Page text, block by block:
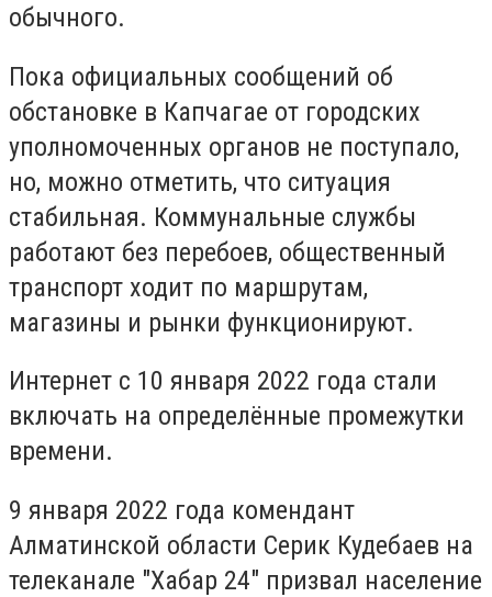
обычного.
Пока официальных сообщений об
обстановке в Капчагае от городских
уполномоченных органов не поступало,
но, можно отметить, что ситуация
стабильная. Коммунальные службы
работают без перебоев, общественный
транспорт ходит по маршрутам,
магазины и рынки функционируют.
Интернет с 10 января 2022 года стали
включать на определённые промежутки
времени.
9 января 2022 года комендант
Алматинской области Серик Кудебаев на
телеканале "Хабар 24" призвал население